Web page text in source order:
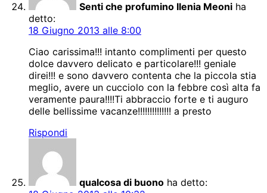
Senti che profumino Ilenia Meoni ha
detto:
18 Giugno 2013 alle 8:00
Ciao carissima!!! intanto complimenti per questo
dolce davvero delicato e particolare!!! geniale
direi!!! e sono davvero contenta che la piccola stia
meglio, avere un cucciolo con la febbre così alta fa
veramente paura!!!!Ti abbraccio forte e ti auguro
delle bellissime vacanze!!!!!!!!!!!!!! a presto
Rispondi
qualcosa di buono ha detto: